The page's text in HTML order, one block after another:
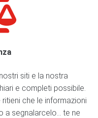
siti e la nostra
e completi possibile.
che le informazioni
a segnalarcelo... te ne